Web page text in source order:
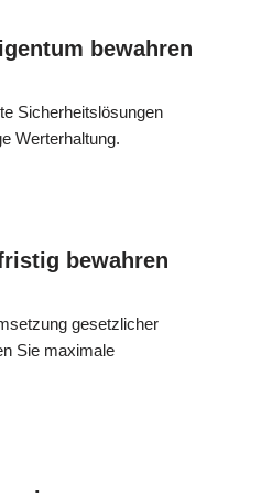
bewahren
Sicherheitslösungen
Werterhaltung.
bewahren
gesetzlicher
Sie maximale